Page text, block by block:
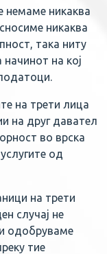
немаме никаква
никаква
така ниту
на кој
на трети лица
на друг давател
во врска
од
на трети
случај не
одобруваме
тие